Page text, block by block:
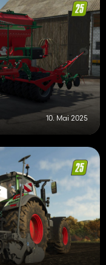
10. Mai 2025